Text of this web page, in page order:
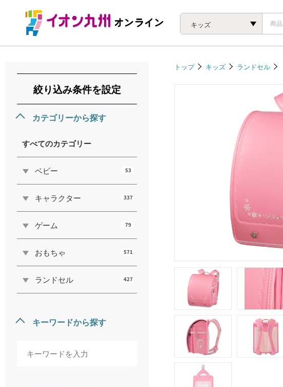
キッズ
絞り込み条件を設定
カテゴリーから探す
すべてのカテゴリー
ベビー 53
キャラクター 337
ゲーム 79
おもちゃ 571
ランドセル 427
キーワードから探す
トップ キッズ ランドセル